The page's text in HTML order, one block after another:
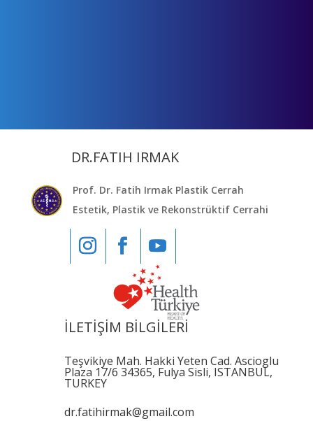
DR.FATIH IRMAK
Prof. Dr. Fatih Irmak Plastik Cerrah
Estetik, Plastik ve Rekonstrüktif Cerrahi
İLETİŞİM BİLGİLERİ
Teşvikiye Mah. Hakki Yeten Cad. Ascioglu
Plaza 17/6 34365, Fulya Sisli, ISTANBUL,
TURKEY
dr.fatihirmak@gmail.com